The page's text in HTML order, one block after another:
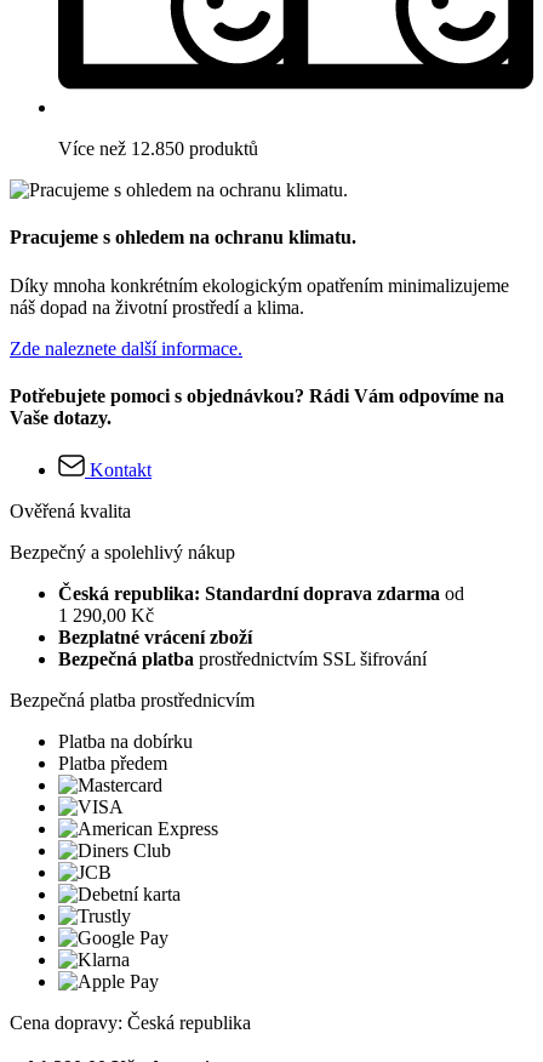
Více než 12.850 produktů
Pracujeme s ohledem na ochranu klimatu.
Díky mnoha konkrétním ekologickým opatřením minimalizujeme
náš dopad na životní prostředí a klima.
Zde naleznete další informace.
Potřebujete pomoci s objednávkou? Rádi Vám odpovíme na
Vaše dotazy.
Kontakt
Ověřená kvalita
Bezpečný a spolehlivý nákup
Česká republika: Standardní doprava zdarma od
1 290,00 Kč
Bezplatné vrácení zboží
Bezpečná platba prostřednictvím SSL šifrování
Bezpečná platba prostřednicvím
Platba na dobírku
Platba předem
Cena dopravy: Česká republika